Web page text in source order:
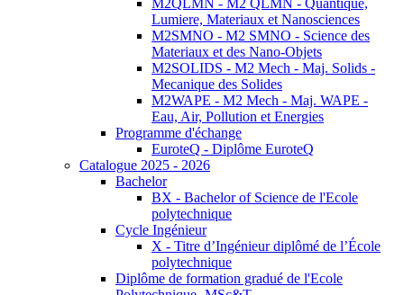
M2QLMN - M2 QLMN - Quantique,
Lumiere, Materiaux et Nanosciences
M2SMNO - M2 SMNO - Science des
Materiaux et des Nano-Objets
M2SOLIDS - M2 Mech - Maj. Solids -
Mecanique des Solides
M2WAPE - M2 Mech - Maj. WAPE -
Eau, Air, Pollution et Energies
Programme d'échange
EuroteQ - Diplôme EuroteQ
Catalogue 2025 - 2026
Bachelor
BX - Bachelor of Science de l'Ecole
polytechnique
Cycle Ingénieur
X - Titre d’Ingénieur diplômé de l’École
polytechnique
Diplôme de formation gradué de l'Ecole